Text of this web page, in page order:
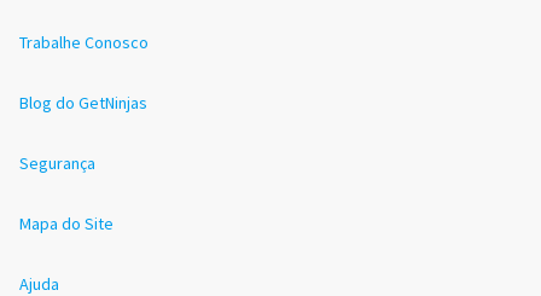
Trabalhe Conosco
Blog do GetNinjas
Segurança
Mapa do Site
Ajuda